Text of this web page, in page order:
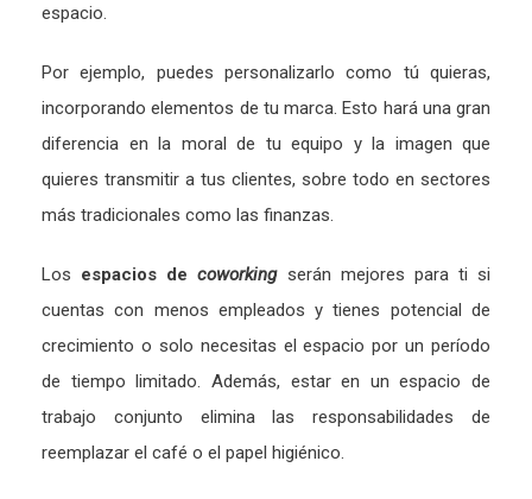
espacio.
Por ejemplo, puedes personalizarlo como tú quieras,
incorporando elementos de tu marca. Esto hará una gran
diferencia en la moral de tu equipo y la imagen que
quieres transmitir a tus clientes, sobre todo en sectores
más tradicionales como las finanzas.
Los espacios decoworkingserán mejores para ti si
cuentas con menos empleados y tienes potencial de
crecimiento o solo necesitas el espacio por un período
de tiempo limitado. Además, estar en un espacio de
trabajo conjunto elimina las responsabilidades de
reemplazar el café o el papel higiénico.